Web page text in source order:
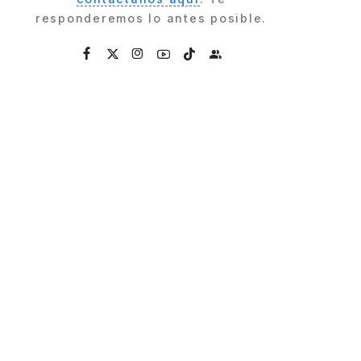
responderemos lo antes posible.